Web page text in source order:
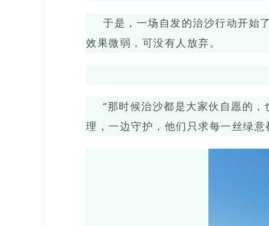
于是，一场自发的治沙行动开始
效果微弱，可没有人放弃。
“那时候治沙都是大家伙自愿的
理，一边守护，他们只求每一丝绿意